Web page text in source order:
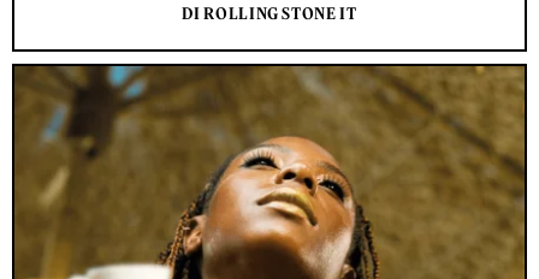
DI ROLLING STONE IT